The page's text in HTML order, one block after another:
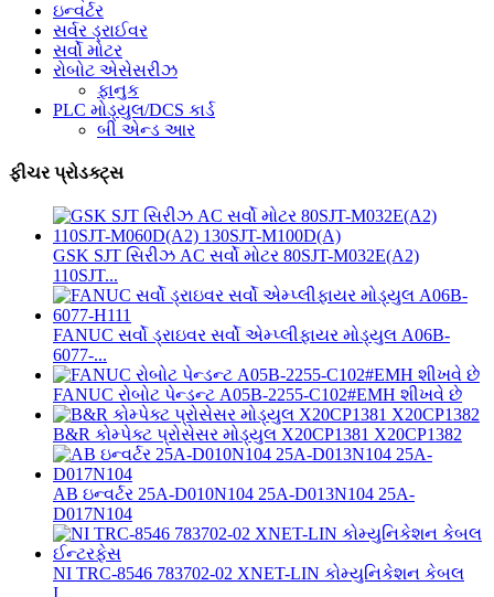
ઇન્વર્ટર
સર્વર ડ્રાઈવર
સર્વો મોટર
રોબોટ એસેસરીઝ
ફાનુક
PLC મોડ્યુલ/DCS કાર્ડ
બી એન્ડ આર
ફીચર પ્રોડક્ટ્સ
GSK SJT સિરીઝ AC સર્વો મોટર 80SJT-M032E(A2)
110SJT...
FANUC સર્વો ડ્રાઇવર સર્વો એમ્પ્લીફાયર મોડ્યુલ A06B-
6077-...
FANUC રોબોટ પેન્ડન્ટ A05B-2255-C102#EMH શીખવે છે
B&R કોમ્પેક્ટ પ્રોસેસર મોડ્યુલ X20CP1381 X20CP1382
AB ઇન્વર્ટર 25A-D010N104 25A-D013N104 25A-
D017N104
NI TRC-8546 783702-02 XNET-LIN કોમ્યુનિકેશન કેબલ
I...